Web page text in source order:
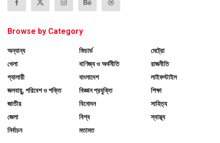
Browse by Category
অন্যান্য
খেলা
গ্যালারী
জলবায়ু, পরিবেশ ও শক্তি
জাতীয়
জেলা
নির্বাচন
ফিচার্ড
বাণিজ্য ও অর্থনীতি
বাংলাদেশ
বিজ্ঞান প্রযুক্তি
বিনোদন
বিশ্ব
মতামত
মেট্রো
রাজনীতি
লাইফস্টাইল
শিক্ষা
সাহিত্য
স্বাস্থ্য